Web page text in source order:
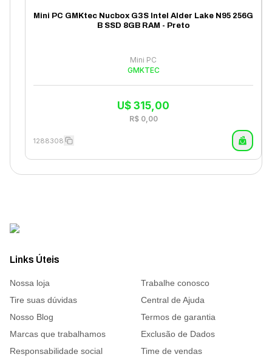
Mini PC GMKtec Nucbox G3S Intel Alder Lake N95 256G
B SSD 8GB RAM - Preto
Mini PC
GMKTEC
U$ 315,00
R$ 0,00
1288308
Links Úteis
Nossa loja
Trabalhe conosco
Tire suas dúvidas
Central de Ajuda
Nosso Blog
Termos de garantia
Marcas que trabalhamos
Exclusão de Dados
Responsabilidade social
Time de vendas